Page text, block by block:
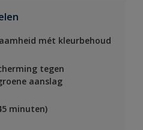
mét kleurbehoud
tegen
aanslag
minuten)